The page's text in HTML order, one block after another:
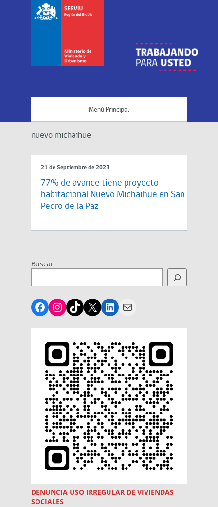
Menú Principal
nuevo michaihue
21 de Septiembre de 2023
77% de avance tiene proyecto
habitacional Nuevo Michaihue en San
Pedro de la Paz
Buscar
Facebook
Instagram
TikTok
X LinkedIn
Mail
DENUNCIA USO IRREGULAR DE VIVIENDAS
SOCIALES